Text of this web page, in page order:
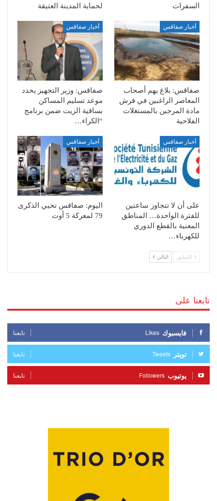
السفرات
لحماية المدينة العتيقة
أخبار صفاقس
صفاقس: بلاغ يهم أصحاب
المعاصر الراغبين في فرش
مادة المرجين بالمستغلات
الفلاحية
أخبار صفاقس
صفاقس: وزير التجهيز يحدد
موعد تسليم المساكن
بساقية الزيت ضمن برنامج
“الكراء…
أخبار صفاقس
على أن لا تتجاوز ساعتين
للفترة الواحدة… المناطق
المعنية بالقطع الدوري
للكهرباء…
أخبار صفاقس
اليوم: صفاقس تحيي الذكرى
79 لمعركة 5 أوت
السابق التالي
تابعنا على
فايسبوك Likes تابعنا
تويتر Tweets تابعنا
يوتيوب Followers تابعنا